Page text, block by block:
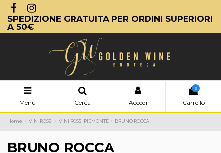
SPEDIZIONE GRATUITA PER ORDINI SUPERIORI
A 50€
Menu Cerca Accedi
0
Carrello
Home VINI ROSSI VINI ROSSI PIEMONTE BRUNO ROCCA
BRUNO ROCCA